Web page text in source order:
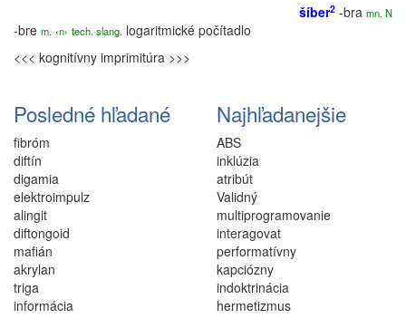
šíber2 -bra mn. N
-bre m. ‹n› tech. slang. logaritmické počítadlo
<<< kognitívny imprimitúra >>>
Posledné hľadané
fibróm
diftín
digamia
elektroimpulz
alingit
diftongoid
mafián
akrylan
triga
informácia
Najhľadanejšie
ABS
inklúzia
atribút
Validný
multiprogramovanie
interagovat
performatívny
kapciózny
indoktrinácia
hermetizmus